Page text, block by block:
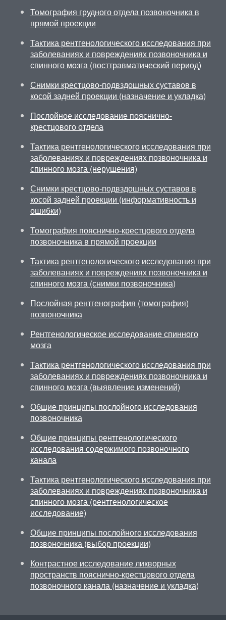
Томография грудного отдела позвоночника в
прямой проекции
Тактика рентгенологического исследования при
заболеваниях и повреждениях позвоночника и
спинного мозга (посттравматический период)
Снимки крестцово-подвздошных суставов в
косой задней проекции (назначение и укладка)
Послойное исследование пояснично-
крестцового отдела
Тактика рентгенологического исследования при
заболеваниях и повреждениях позвоночника и
спинного мозга (нерушения)
Снимки крестцово-подвздошных суставов в
косой задней проекции (информативность и
ошибки)
Томография пояснично-крестцового отдела
позвоночника в прямой проекции
Тактика рентгенологического исследования при
заболеваниях и повреждениях позвоночника и
спинного мозга (снимки позвоночника)
Послойная рентгенография (томография)
позвоночника
Рентгенологическое исследование спинного
мозга
Тактика рентгенологического исследования при
заболеваниях и повреждениях позвоночника и
спинного мозга (выявление изменений)
Общие принципы послойного исследования
позвоночника
Общие принципы рентгенологического
исследования содержимого позвоночного
канала
Тактика рентгенологического исследования при
заболеваниях и повреждениях позвоночника и
спинного мозга (рентгенологическое
исследование)
Общие принципы послойного исследования
позвоночника (выбор проекции)
Контрастное исследование ликворных
пространств пояснично-крестцового отдела
позвоночного канала (назначение и укладка)